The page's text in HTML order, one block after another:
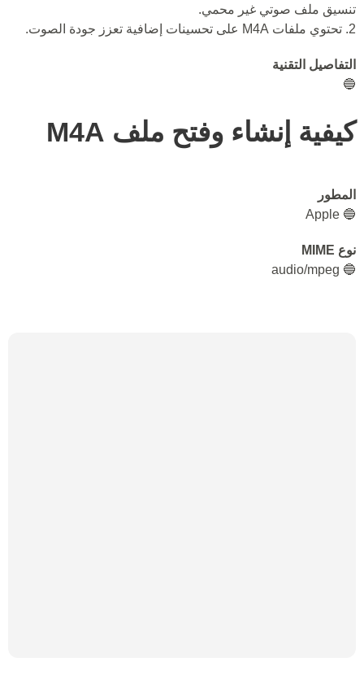
تنسيق ملف صوتي غير محمي.
2. تحتوي ملفات M4A على تحسينات إضافية تعزز جودة الصوت.
التفاصيل التقنية
🔵
كيفية إنشاء وفتح ملف M4A
المطور
🔵 Apple
نوع MIME
🔵 audio/mpeg